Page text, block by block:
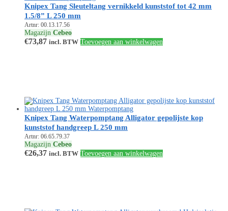
Knipex Tang Sleuteltang vernikkeld kunststof tot 42 mm
1.5/8” L 250 mm
Artnr: 00.13.17.56
Magazijn Cebeo
€73,87 incl. BTW Toevoegen aan winkelwagen
Knipex Tang Waterpomptang Alligator gepolijste kop
kunststof handgreep L 250 mm
Artnr: 06.65.79.37
Magazijn Cebeo
€26,37 incl. BTW Toevoegen aan winkelwagen